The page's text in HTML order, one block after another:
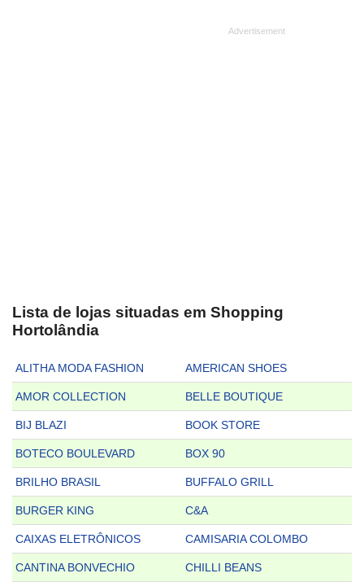
Lista de lojas situadas em Shopping
Hortolândia
ALITHA MODA FASHION AMERICAN SHOES
AMOR COLLECTION BELLE BOUTIQUE
BIJ BLAZI BOOK STORE
BOTECO BOULEVARD BOX 90
BRILHO BRASIL BUFFALO GRILL
BURGER KING C&A
CAIXAS ELETRÔNICOS CAMISARIA COLOMBO
CANTINA BONVECHIO CHILLI BEANS